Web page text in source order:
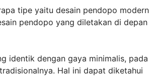
tipe yaitu desain pendopo modern
pendopo yang diletakan di depan
identik dengan gaya minimalis, pada
Hal ini dapat diketahui